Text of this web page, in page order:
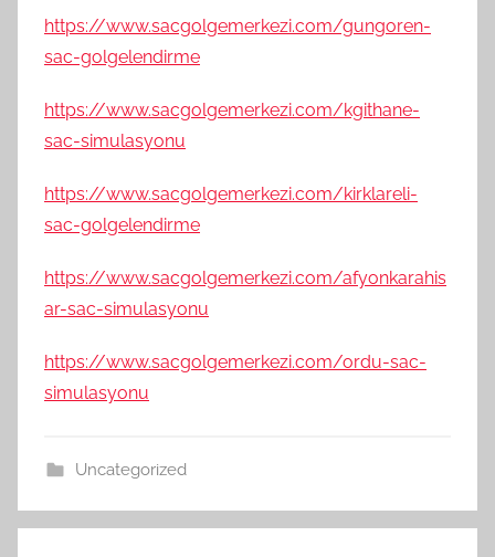
https://www.sacgolgemerkezi.com/gungoren-
sac-golgelendirme
https://www.sacgolgemerkezi.com/kgithane-
sac-simulasyonu
https://www.sacgolgemerkezi.com/kirklareli-
sac-golgelendirme
https://www.sacgolgemerkezi.com/afyonkarahis
ar-sac-simulasyonu
https://www.sacgolgemerkezi.com/ordu-sac-
simulasyonu
Uncategorized